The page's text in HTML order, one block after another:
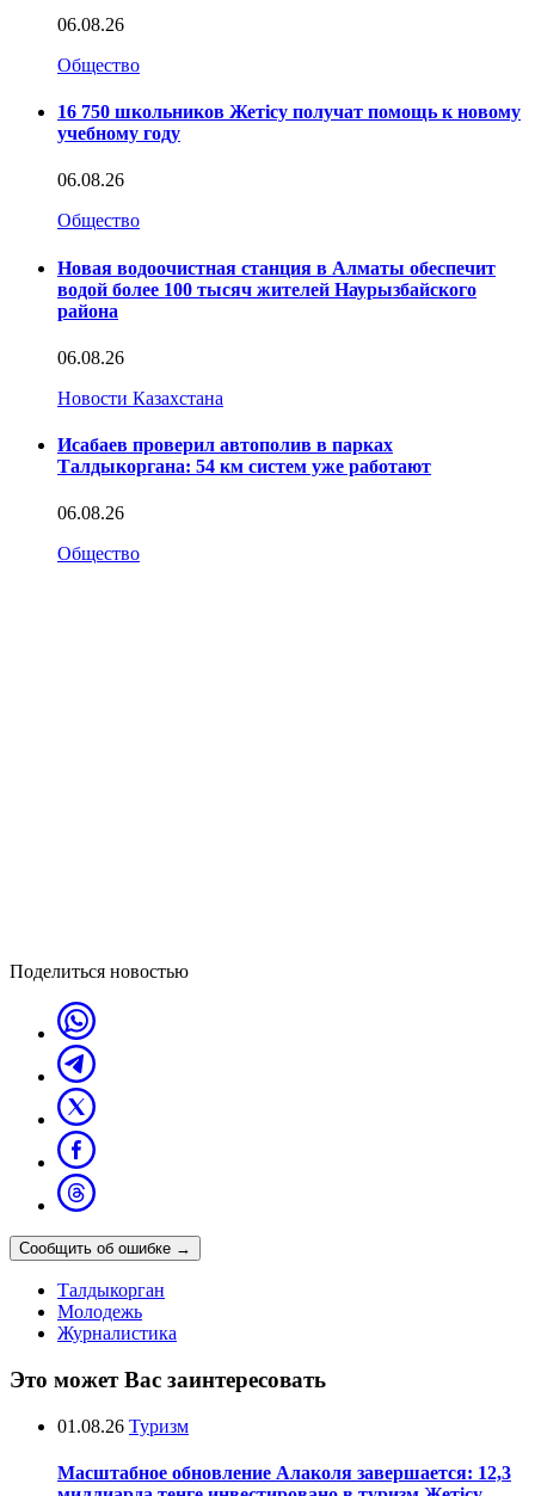
06.08.26
Общество
16 750 школьников Жетісу получат помощь к новому
учебному году
06.08.26
Общество
Новая водоочистная станция в Алматы обеспечит
водой более 100 тысяч жителей Наурызбайского
района
06.08.26
Новости Казахстана
Исабаев проверил автополив в парках
Талдыкоргана: 54 км систем уже работают
06.08.26
Общество
Поделиться новостью
Сообщить об ошибке →
Талдыкорган
Молодежь
Журналистика
Это может Вас заинтересовать
01.08.26 Туризм
Масштабное обновление Алаколя завершается: 12,3